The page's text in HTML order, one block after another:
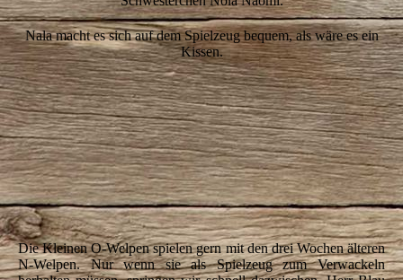
Nala macht es sich auf dem Spielzeug bequem, als wäre es ein
Kissen.
IMG_6855
IMG_6876
IMG_6880
IMG_6886
IMG_6888
Die Kleinen O-Welpen spielen gern mit den drei Wochen älteren
N-Welpen. Nur wenn sie als Spielzeug zum Verwackeln